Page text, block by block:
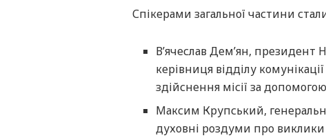
Спікерами загальної частини
В’ячеслав Дем’ян, президент
керівниця відділу
здійснення місії за
Максим Крупський,
духовні роздуми про виклики